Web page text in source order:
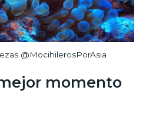
@MocihilerosPorAsia
momento